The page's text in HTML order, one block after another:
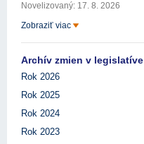
Novelizovaný: 17. 8. 2026
Zobraziť viac
Archív zmien v legislatíve
Rok 2026
Rok 2025
Rok 2024
Rok 2023